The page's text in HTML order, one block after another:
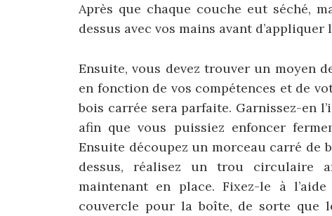
Après que chaque couche eut séché,
dessus avec vos mains avant d’appliquer
Ensuite, vous devez trouver un moyen
en fonction de vos compétences et de
bois carrée sera parfaite. Garnissez-en
afin que vous puissiez enfoncer
Ensuite découpez un morceau carré de
dessus, réalisez un trou circulaire
maintenant en place. Fixez-le à
couvercle pour la boîte, de sorte que